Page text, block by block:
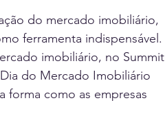
do mercado imobiliário,
ferramenta indispensável.
imobiliário, no Summit
do Mercado Imobiliário
forma como as empresas